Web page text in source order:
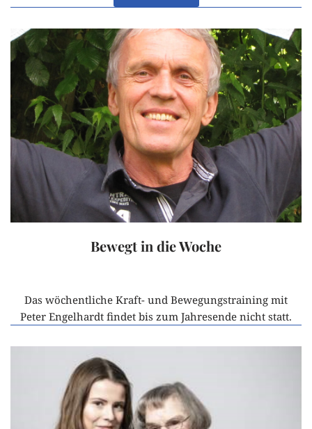
Bewegt in die Woche
Das wöchentliche Kraft- und Bewegungstraining mit
Peter Engelhardt findet bis zum Jahresende nicht statt.